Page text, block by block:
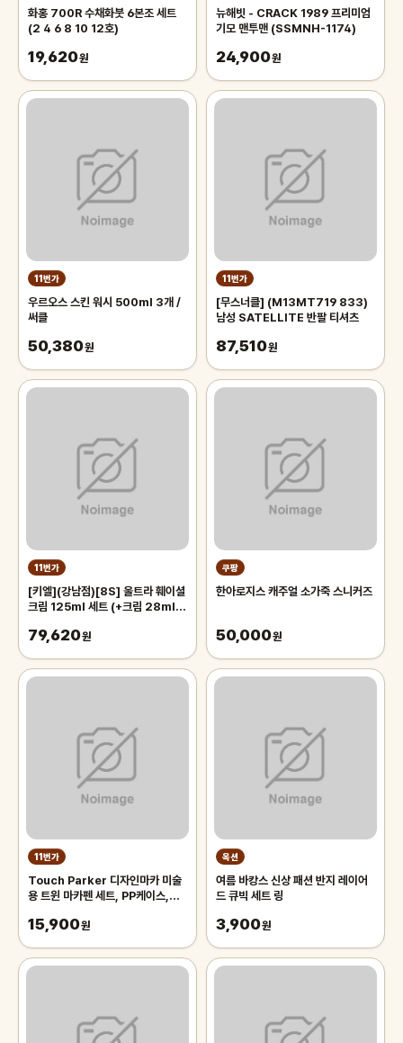
화홍 700R 수채화붓 6본조 세트
(2 4 6 8 10 12호)
19,620원
뉴해빗 - CRACK 1989 프리미엄
기모 맨투맨 (SSMNH-1174)
24,900원
11번가
우르오스 스킨 워시 500ml 3개 /
써클
50,380원
11번가
[무스너클] (M13MT719 833)
남성 SATELLITE 반팔 티셔츠
87,510원
11번가
[키엘](강남점)[8S] 울트라 훼이셜
크림 125ml 세트 (+크림 28ml
79,620원
쿠팡
한아로지스 캐주얼 소가죽 스니커즈
50,000원
11번가
Touch Parker 디자인마카 미술
용 트윈 마카펜 세트, PP케이스,
15,900원
옥션
여름 바캉스 신상 패션 반지 레이어
드 큐빅 세트 링
3,900원